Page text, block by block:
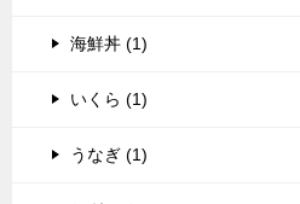
海鮮丼 (1)
いくら (1)
うなぎ (1)